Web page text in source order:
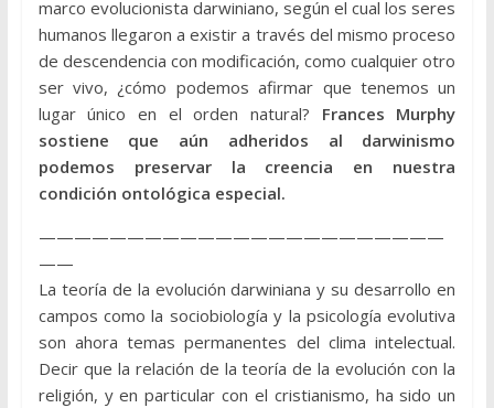
marco evolucionista darwiniano, según el cual los seres
humanos llegaron a existir a través del mismo proceso
de descendencia con modificación, como cualquier otro
ser vivo, ¿cómo podemos afirmar que tenemos un
lugar único en el orden natural? Frances Murphy
sostiene que aún adheridos al darwinismo
podemos preservar la creencia en nuestra
condición ontológica especial.
———————————————————————
——
La teoría de la evolución darwiniana y su desarrollo en
campos como la sociobiología y la psicología evolutiva
son ahora temas permanentes del clima intelectual.
Decir que la relación de la teoría de la evolución con la
religión, y en particular con el cristianismo, ha sido un